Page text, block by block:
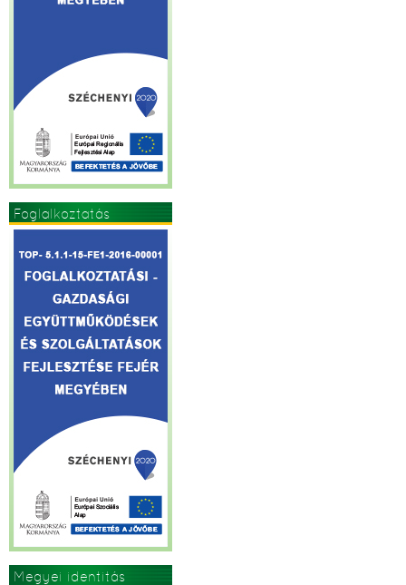
Foglalkoztatás
Megyei identitás